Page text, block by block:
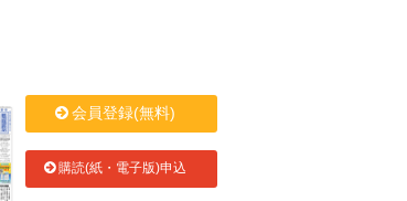
会員登録(無料)
購読(紙・電子版)申込